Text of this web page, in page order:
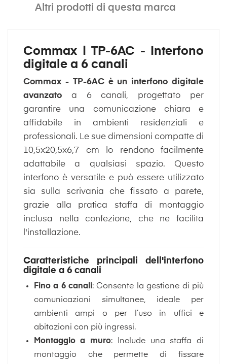
Altri prodotti di questa marca
Commax | TP-6AC - Interfono
digitale a 6 canali
Commax - TP-6AC è un interfono digitale
avanzato a 6 canali, progettato per
garantire una comunicazione chiara e
affidabile in ambienti residenziali e
professionali. Le sue dimensioni compatte di
10,5x20,5x6,7 cm lo rendono facilmente
adattabile a qualsiasi spazio. Questo
interfono è versatile e può essere utilizzato
sia sulla scrivania che fissato a parete,
grazie alla pratica staffa di montaggio
inclusa nella confezione, che ne facilita
l'installazione.
Caratteristiche principali dell'interfono
digitale a 6 canali
Fino a 6 canali: Consente la gestione di più
comunicazioni simultanee, ideale per
ambienti ampi o per l’uso in uffici e
abitazioni con più ingressi.
Montaggio a muro: Include una staffa di
montaggio che permette di fissare